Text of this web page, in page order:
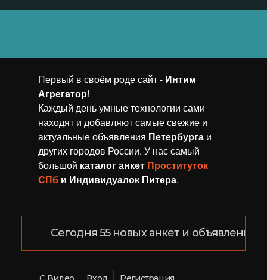
Первый в своём роде сайт - Интим
Агрегaтор!
Каждый день умные технологии сами
находят и добавляют самые свежие и
актуальные объявления Петербурга и
других городов России. У нас самый
большой каталог анкет Проституток
СПб и Индивидуалок Питера.
Сегодня 55 новых анкет и объявлений!